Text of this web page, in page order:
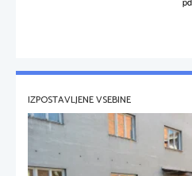
IZPOSTAVLJENE VSEBINE